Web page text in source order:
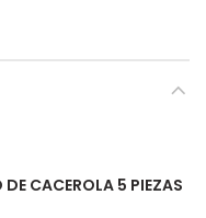
DE CACEROLA 5 PIEZAS